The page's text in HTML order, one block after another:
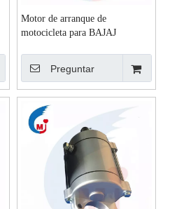
Motor de arranque de
motocicleta para BAJAJ
Preguntar